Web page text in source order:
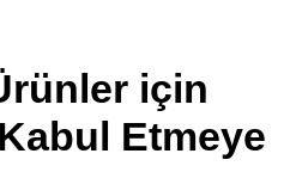
Youtube
TikTok
için
Etmeye